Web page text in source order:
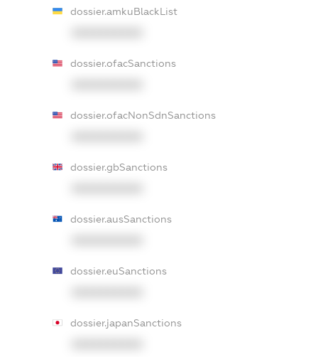
dossier.amkuBlackList
dossier.ofacSanctions
dossier.ofacNonSdnSanctions
dossier.gbSanctions
dossier.ausSanctions
dossier.euSanctions
dossier.japanSanctions